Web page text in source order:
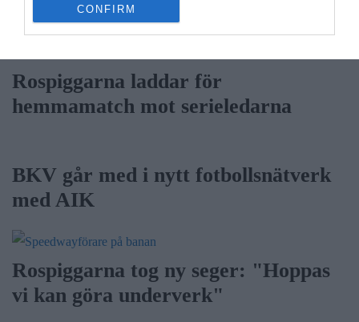
CONFIRM
Rospiggarna laddar för
hemmamatch mot serieledarna
BKV går med i nytt fotbollsnätverk
med AIK
Rospiggarna tog ny seger: "Hoppas
vi kan göra underverk"